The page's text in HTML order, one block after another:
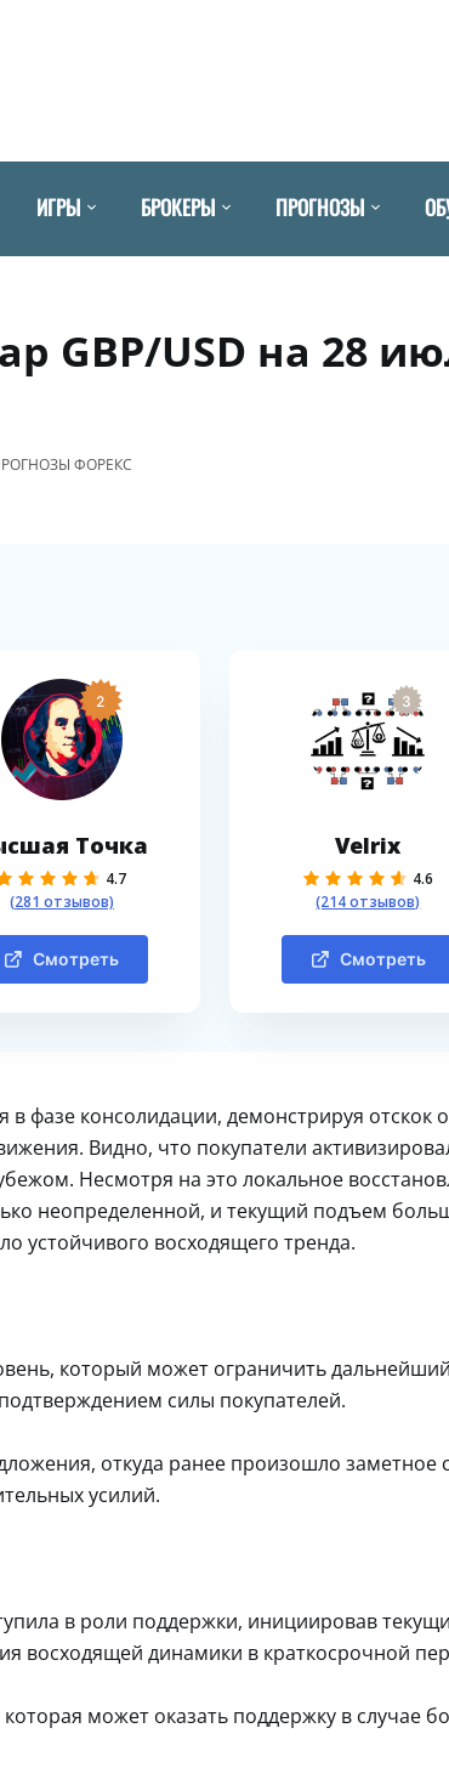
ИГРЫ БРОКЕРЫ ПРОГНОЗЫ
GBP/USD на 28
ФОРЕКС
2
Точка
4.7
(281 отзывов)
Смотреть
3
Velrix
4.6
(214 отзывов)
Смотреть
фазе консолидации, демонстрируя отскок
Видно, что покупатели
Несмотря на это локальное
неопределенной, и текущий подъем
устойчивого восходящего тренда.
который может ограничить
силы покупателей.
откуда ранее произошло заметное
усилий.
в роли поддержки, инициировав
восходящей динамики в краткосрочной
может оказать поддержку в случае